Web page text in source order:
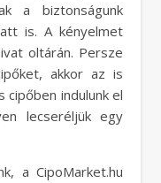
a biztonságunk
is. A kényelmet
oltárán. Persze
akkor az is
indulunk el
lecseréljük egy
a CipoMarket.hu